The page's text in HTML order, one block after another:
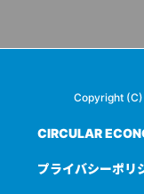
Copyright
CIRCULAR
プライバシーポリ